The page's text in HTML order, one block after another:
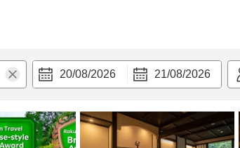
20/08/2026 21/08/2026
nghi